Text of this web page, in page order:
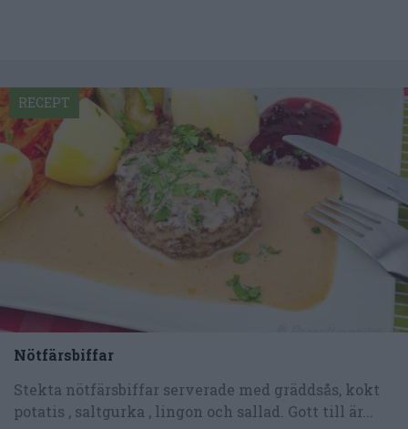
Nötfärsbiffar
Stekta nötfärsbiffar serverade med gräddsås, kokt
potatis , saltgurka , lingon och sallad. Gott till är...
RECEPT